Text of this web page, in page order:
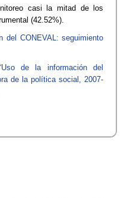
casi la mitad de los
(42.52%).
del CONEVAL: seguimiento
de la información del
de la política social, 2007-